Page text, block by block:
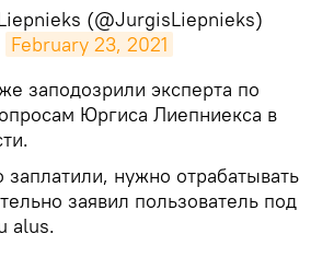
(@JurgisLiepnieks)
February 23, 2021
заподозрили эксперта по
Юргиса Лиепниекса в
нужно отрабатывать
заявил пользователь под
alus.